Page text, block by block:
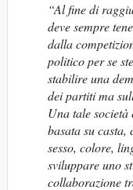
“Al fine di
deve sempre
dalla
politico per se
stabilire una
dei partiti ma
Una tale società
basata su casta,
sesso, colore,
sviluppare uno
collaborazione